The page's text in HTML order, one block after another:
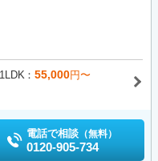
1LDK 55,000円〜
電話で相談 （無料）
0120-905-734